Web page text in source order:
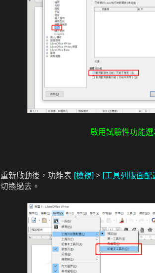
啟用試驗性功能
重新啟動後，功能表 [檢視] > [工具列版面配
切換過去。